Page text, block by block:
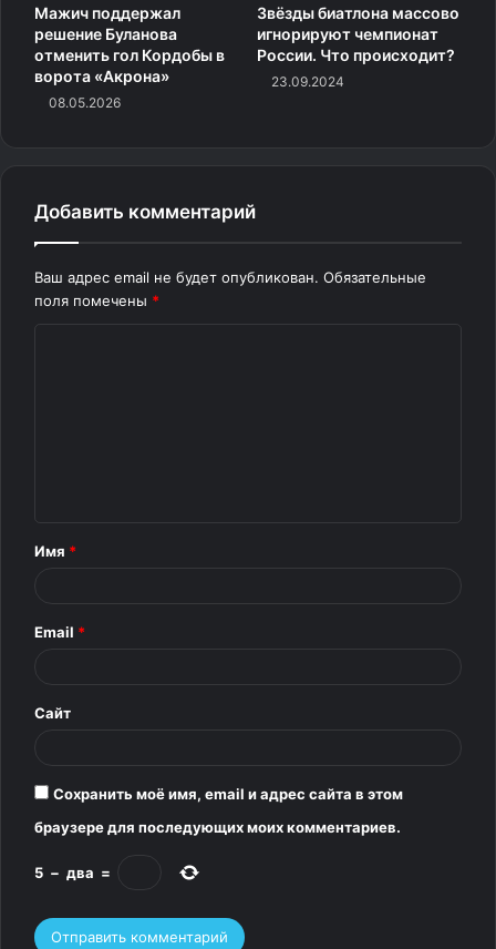
Мажич поддержал
решение Буланова
отменить гол Кордобы в
ворота «Акрона»
08.05.2026
Звёзды биатлона массово
игнорируют чемпионат
России. Что происходит?
23.09.2024
Добавить комментарий
Ваш адрес email не будет опубликован. Обязательные
поля помечены *
и
*
Имя *
Email *
Сайт
Сохранить моё имя, email и адрес сайта в этом
браузере для последующих моих комментариев.
5 − два =